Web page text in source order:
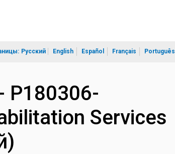
Русский English Español Français Português
P180306-
Services